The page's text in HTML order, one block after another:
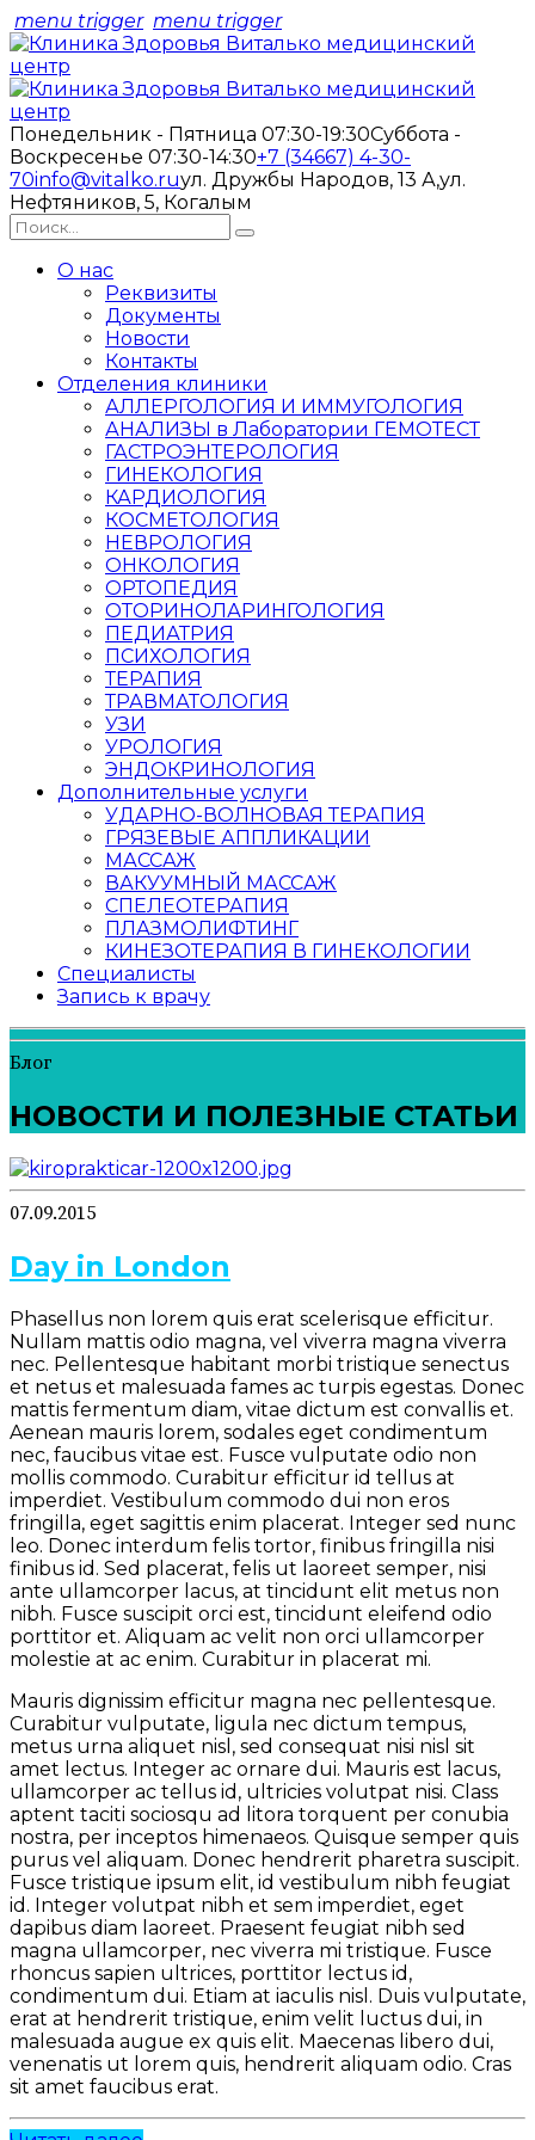
menu trigger menu trigger
Понедельник - Пятница 07:30-19:30Суббота -
Воскресенье 07:30-14:30+7 (34667) 4-30-
70info@vitalko.ruул. Дружбы Народов, 13 А,ул.
Нефтяников, 5, Когалым
О нас
Реквизиты
Документы
Новости
Контакты
Отделения клиники
АЛЛЕРГОЛОГИЯ И ИММУГОЛОГИЯ
АНАЛИЗЫ в Лаборатории ГЕМОТЕСТ
ГАСТРОЭНТЕРОЛОГИЯ
ГИНЕКОЛОГИЯ
КАРДИОЛОГИЯ
КОСМЕТОЛОГИЯ
НЕВРОЛОГИЯ
ОНКОЛОГИЯ
ОРТОПЕДИЯ
ОТОРИНОЛАРИНГОЛОГИЯ
ПЕДИАТРИЯ
ПСИХОЛОГИЯ
ТЕРАПИЯ
ТРАВМАТОЛОГИЯ
УЗИ
УРОЛОГИЯ
ЭНДОКРИНОЛОГИЯ
Дополнительные услуги
УДАРНО-ВОЛНОВАЯ ТЕРАПИЯ
ГРЯЗЕВЫЕ АППЛИКАЦИИ
МАССАЖ
ВАКУУМНЫЙ МАССАЖ
СПЕЛЕОТЕРАПИЯ
ПЛАЗМОЛИФТИНГ
КИНЕЗОТЕРАПИЯ В ГИНЕКОЛОГИИ
Специалисты
Запись к врачу
Блог
НОВОСТИ И ПОЛЕЗНЫЕ СТАТЬИ
07.09.2015
Day in London
Phasellus non lorem quis erat scelerisque efficitur.
Nullam mattis odio magna, vel viverra magna viverra
nec. Pellentesque habitant morbi tristique senectus
et netus et malesuada fames ac turpis egestas. Donec
mattis fermentum diam, vitae dictum est convallis et.
Aenean mauris lorem, sodales eget condimentum
nec, faucibus vitae est. Fusce vulputate odio non
mollis commodo. Curabitur efficitur id tellus at
imperdiet. Vestibulum commodo dui non eros
fringilla, eget sagittis enim placerat. Integer sed nunc
leo. Donec interdum felis tortor, finibus fringilla nisi
finibus id. Sed placerat, felis ut laoreet semper, nisi
ante ullamcorper lacus, at tincidunt elit metus non
nibh. Fusce suscipit orci est, tincidunt eleifend odio
porttitor et. Aliquam ac velit non orci ullamcorper
molestie at ac enim. Curabitur in placerat mi.
Mauris dignissim efficitur magna nec pellentesque.
Curabitur vulputate, ligula nec dictum tempus,
metus urna aliquet nisl, sed consequat nisi nisl sit
amet lectus. Integer ac ornare dui. Mauris est lacus,
ullamcorper ac tellus id, ultricies volutpat nisi. Class
aptent taciti sociosqu ad litora torquent per conubia
nostra, per inceptos himenaeos. Quisque semper quis
purus vel aliquam. Donec hendrerit pharetra suscipit.
Fusce tristique ipsum elit, id vestibulum nibh feugiat
id. Integer volutpat nibh et sem imperdiet, eget
dapibus diam laoreet. Praesent feugiat nibh sed
magna ullamcorper, nec viverra mi tristique. Fusce
rhoncus sapien ultrices, porttitor lectus id,
condimentum dui. Etiam at iaculis nisl. Duis vulputate,
erat at hendrerit tristique, enim velit luctus dui, in
malesuada augue ex quis elit. Maecenas libero dui,
venenatis ut lorem quis, hendrerit aliquam odio. Cras
sit amet faucibus erat.